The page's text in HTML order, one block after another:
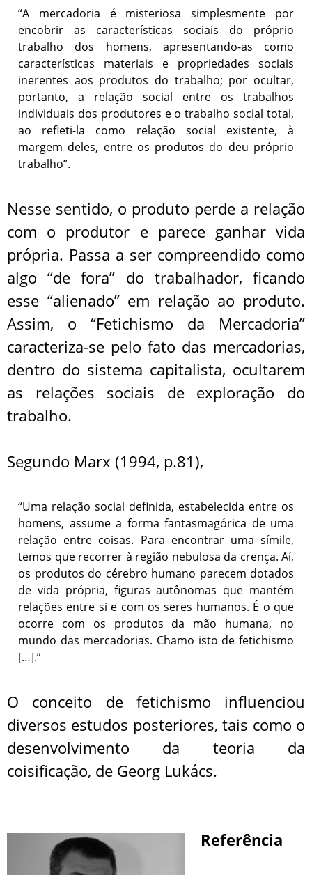
“A mercadoria é misteriosa simplesmente por
encobrir as características sociais do próprio
trabalho dos homens, apresentando-as como
características materiais e propriedades sociais
inerentes aos produtos do trabalho; por ocultar,
portanto, a relação social entre os trabalhos
individuais dos produtores e o trabalho social total,
ao refleti-la como relação social existente, à
margem deles, entre os produtos do deu próprio
trabalho”.
Nesse sentido, o produto perde a relação
com o produtor e parece ganhar vida
própria. Passa a ser compreendido como
algo “de fora” do trabalhador, ficando
esse “alienado” em relação ao produto.
Assim, o “Fetichismo da Mercadoria”
caracteriza-se pelo fato das mercadorias,
dentro do sistema capitalista, ocultarem
as relações sociais de exploração do
trabalho.
Segundo Marx (1994, p.81),
“Uma relação social definida, estabelecida entre os
homens, assume a forma fantasmagórica de uma
relação entre coisas. Para encontrar uma símile,
temos que recorrer à região nebulosa da crença. Aí,
os produtos do cérebro humano parecem dotados
de vida própria, figuras autônomas que mantém
relações entre si e com os seres humanos. É o que
ocorre com os produtos da mão humana, no
mundo das mercadorias. Chamo isto de fetichismo
[…].”
O conceito de fetichismo influenciou
diversos estudos posteriores, tais como o
desenvolvimento da teoria da
coisificação, de Georg Lukács.
Referência